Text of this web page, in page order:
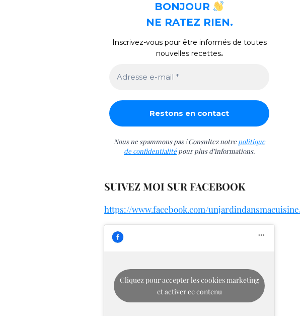
BONJOUR
NE RATEZ RIEN.
Inscrivez-vous pour être informés de toutes
nouvelles recettes.
Nous ne spammons pas ! Consultez notre politique
de confidentialitépour plus d’informations.
SUIVEZ MOI SUR FACEBOOK
https://www.facebook.com/
Cliquez pour accepter les cookies marketing
et activer ce contenu